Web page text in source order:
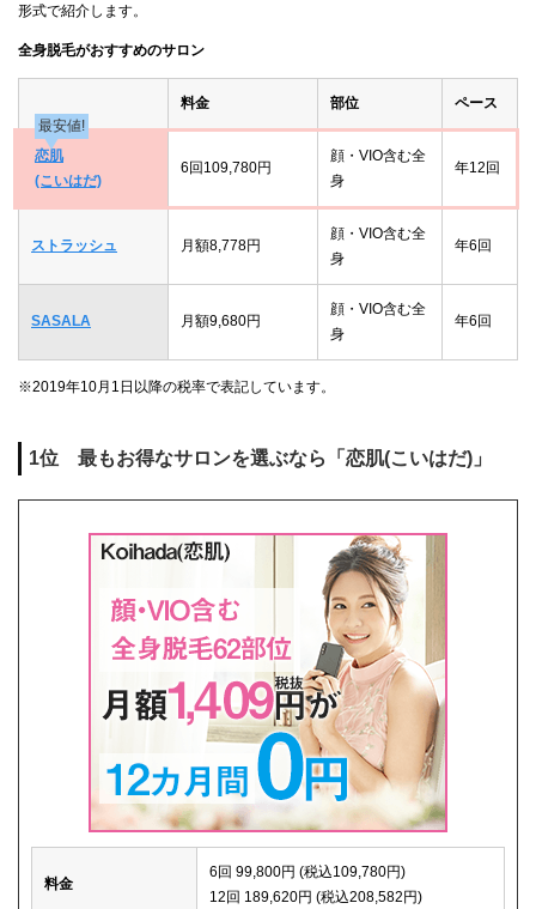
形式で紹介します。
全身脱毛がおすすめのサロン
料金 部位
ペース
最安値!
恋肌
(こいはだ)
6回109,780円
顔・VIO含む全
身
年12回
ストラッシュ 月額8,778円
顔・VIO含む全
身
年6回
SASALA 月額9,680円
顔・VIO含む全
身
年6回
※2019年10月1日以降の税率で表記しています。
1位 最もお得なサロンを選ぶなら「恋肌(こいはだ)」
料金
6回 99,800円 (税込109,780円)
12回 189,620円 (税込208,582円)